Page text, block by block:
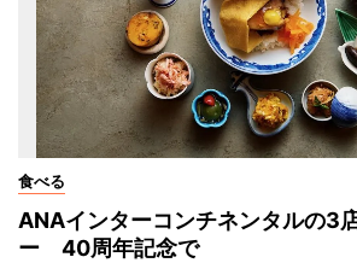
食べる
ANAインターコンチネンタルの3
ー 40周年記念で